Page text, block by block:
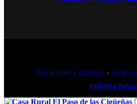
Privacidad y Cookies
Aviso
InQidea